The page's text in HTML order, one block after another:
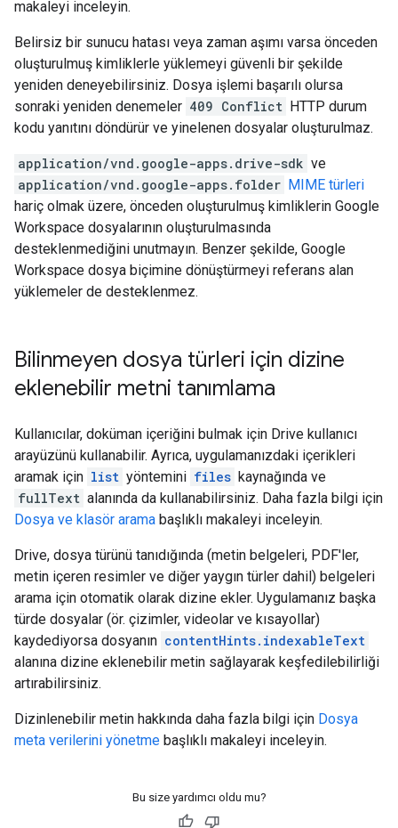
makaleyi inceleyin.
Belirsiz bir sunucu hatası veya zaman aşımı varsa önceden
oluşturulmuş kimliklerle yüklemeyi güvenli bir şekilde
yeniden deneyebilirsiniz. Dosya işlemi başarılı olursa
sonraki yeniden denemeler 409 Conflict HTTP durum
kodu yanıtını döndürür ve yinelenen dosyalar oluşturulmaz.
application/vnd.google-apps.drive-sdk ve
application/vnd.google-apps.folder MIME türleri
hariç olmak üzere, önceden oluşturulmuş kimliklerin Google
Workspace dosyalarının oluşturulmasında
desteklenmediğini unutmayın. Benzer şekilde, Google
Workspace dosya biçimine dönüştürmeyi referans alan
yüklemeler de desteklenmez.
Bilinmeyen dosya türleri için dizine
eklenebilir metni tanımlama
Kullanıcılar, doküman içeriğini bulmak için Drive kullanıcı
arayüzünü kullanabilir. Ayrıca, uygulamanızdaki içerikleri
aramak için list yöntemini files kaynağında ve
fullText alanında da kullanabilirsiniz. Daha fazla bilgi için
Dosya ve klasör arama başlıklı makaleyi inceleyin.
Drive, dosya türünü tanıdığında (metin belgeleri, PDF'ler,
metin içeren resimler ve diğer yaygın türler dahil) belgeleri
arama için otomatik olarak dizine ekler. Uygulamanız başka
türde dosyalar (ör. çizimler, videolar ve kısayollar)
kaydediyorsa dosyanın contentHints.indexableText
alanına dizine eklenebilir metin sağlayarak keşfedilebilirliği
artırabilirsiniz.
Dizinlenebilir metin hakkında daha fazla bilgi için Dosya
meta verilerini yönetme başlıklı makaleyi inceleyin.
Bu size yardımcı oldu mu?